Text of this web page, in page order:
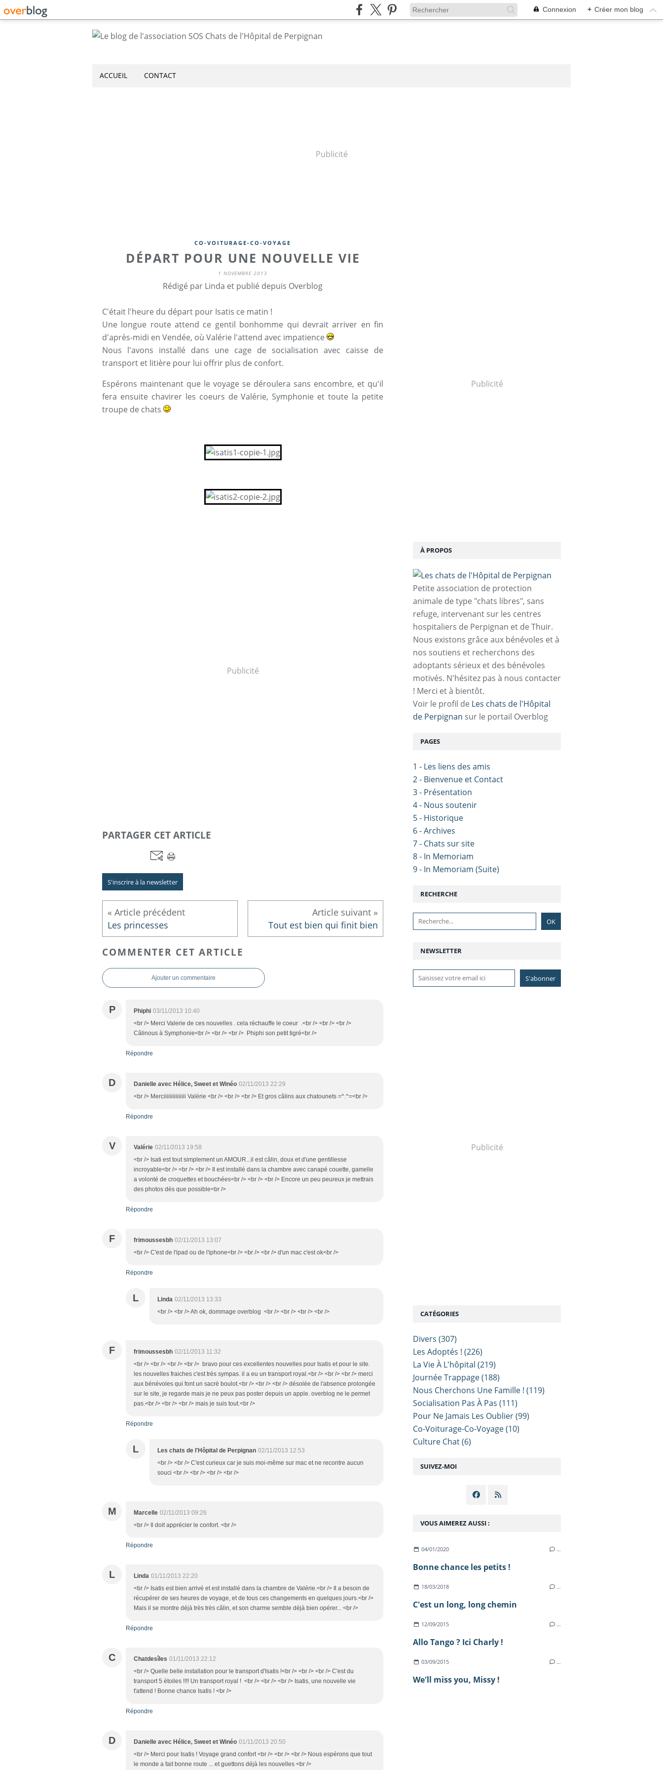
Connexion + Créer mon blog
ACCUEIL CONTACT
Publicité
CO-VOITURAGE-CO-VOYAGE
DÉPART POUR UNE NOUVELLE VIE
1 NOVEMBRE 2013
Rédigé par Linda et publié depuis Overblog
C'était l'heure du départ pour Isatis ce matin !
Une longue route attend ce gentil bonhomme qui devrait arriver en fin
d'après-midi en Vendée, où Valérie l'attend avec impatience
Nous l'avons installé dans une cage de socialisation avec caisse de
transport et litière pour lui offrir plus de confort.
Espérons maintenant que le voyage se déroulera sans encombre, et qu'il
fera ensuite chavirer les coeurs de Valérie, Symphonie et toute la petite
troupe de chats
Publicité
PARTAGER CET ARTICLE
S'inscrire à la newsletter
Les princesses Tout est bien qui finit bien
COMMENTER CET ARTICLE
Ajouter un commentaire
P Phiphi 03/11/2013 10:40
<br /> Merci Valerie de ces nouvelles . cela réchauffe le coeur .<br /> <br /> <br />
Câlinous à Symphonie<br /> <br /> <br /> Phiphi son petit tigré<br />
Répondre
D Danielle avec Hélice, Sweet et Winéo 02/11/2013 22:29
<br /> Merciiiiiiiiiiiiiii Valérie <br /> <br /> <br /> Et gros câlins aux chatounets =^.^=<br />
Répondre
V Valérie 02/11/2013 19:58
<br /> Isati est tout simplement un AMOUR...il est câlin, doux et d'une gentillesse
incroyable<br /> <br /> <br /> Il est installé dans la chambre avec canapé couette, gamelle
a volonté de croquettes et bouchées<br /> <br /> <br /> Encore un peu peureux je mettrais
des photos dès que possible<br />
Répondre
F frimoussesbh 02/11/2013 13:07
<br /> C'est de l'ipad ou de l'iphone<br /> <br /> <br /> d'un mac c'est ok<br />
Répondre
L Linda 02/11/2013 13:33
<br /> <br /> Ah ok, dommage overblog <br /> <br /> <br /> <br />
F frimoussesbh 02/11/2013 11:32
<br /> <br /> <br /> <br /> bravo pour ces excellentes nouvelles pour Isatis et pour le site.
les nouvelles fraiches c'est très sympas. il a eu un transport royal.<br /> <br /> <br /> merci
aux bénévoles qui font un sacré boulot.<br /> <br /> <br /> désolée de l'absence prolongée
sur le site, je regarde mais je ne peux pas poster depuis un apple. overblog ne le permet
pas.<br /> <br /> <br /> mais je suis tout.<br />
Répondre
L Les chats de l'Hôpital de Perpignan 02/11/2013 12:53
<br /> <br /> C'est curieux car je suis moi-même sur mac et ne recontre aucun
souci <br /> <br /> <br /> <br />
M Marcelle 02/11/2013 09:26
<br /> Il doit apprécier le confort. <br />
Répondre
L Linda 01/11/2013 22:20
<br /> Isatis est bien arrivé et est installé dans la chambre de Valérie.<br /> Il a besoin de
récupérer de ses heures de voyage, et de tous ces changements en quelques jours.<br />
Mais il se montre déjà très très câlin, et son charme semble déjà bien opérer... <br />
Répondre
C Chatdesîles 01/11/2013 22:12
<br /> Quelle belle installation pour le transport d'Isatis !<br /> <br /> <br /> C'est du
transport 5 étoiles !!!! Un transport royal ! <br /> <br /> <br /> Isatis, une nouvelle vie
t'attend ! Bonne chance Isatis ! <br />
Répondre
D Danielle avec Hélice, Sweet et Winéo 01/11/2013 20:50
<br /> Merci pour Isatis ! Voyage grand confort <br /> <br /> <br /> Nous espérons que tout
le monde a fait bonne route ... et guettons déjà les nouvelles <br />
Publicité
NEWSLETTER
SUIVEZ-MOI
RECHERCHE
À PROPOS
Petite association de protection
animale de type "chats libres", sans
refuge, intervenant sur les centres
hospitaliers de Perpignan et de Thuir.
Nous existons grâce aux bénévoles et à
nos soutiens et recherchons des
adoptants sérieux et des bénévoles
motivés. N'hésitez pas à nous contacter
! Merci et à bientôt.
Voir le profil de Les chats de l'Hôpital
de Perpignan sur le portail Overblog
Publicité
VOUS AIMEREZ AUSSI :
04/01/2020 …
Bonne chance les petits !
18/03/2018 …
C'est un long, long chemin
12/09/2015 …
Allo Tango ? Ici Charly !
03/09/2015 …
We'll miss you, Missy !
PAGES
1 - Les liens des amis
2 - Bienvenue et Contact
3 - Présentation
4 - Nous soutenir
5 - Historique
6 - Archives
7 - Chats sur site
8 - In Memoriam
9 - In Memoriam (Suite)
CATÉGORIES
Divers (307)
Les Adoptés ! (226)
La Vie À L'hôpital (219)
Journée Trappage(188)
Nous Cherchons Une Famille ! (119)
Socialisation Pas À Pas (111)
Pour Ne Jamais Les Oublier(99)
Co-Voiturage-Co-Voyage(10)
Culture Chat(6)